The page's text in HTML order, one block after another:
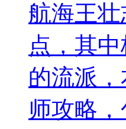
航海王
点，其
的流派
师攻略